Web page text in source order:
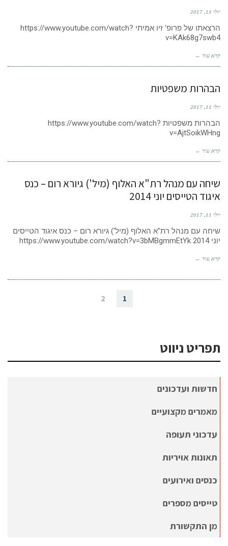
יולי 11, 2017
הרצאתו של פרופ' זיו אמיתי https://www.youtube.com/watch?
v=KAk68g7swb4
קרא עוד ←
הבהרות משפטיות
יולי 11, 2017
הבהרות משפטיות https://www.youtube.com/watch?
v=AjtSoikWHng
קרא עוד ←
שיחה עם מנהל רת"א האלוף (מיל') גיורא רום – כנס
איגוד הטייסים יוני 2014
יולי 11, 2017
שיחה עם מנהל רת"א האלוף (מיל') גיורא רום – כנס איגוד הטייסים
יוני 2014 https://www.youtube.com/watch?v=3bMBgmmEtYk
קרא עוד ←
1
2
תפריט ניווט
חדשות ועדכונים
מאמרים מקצועיים
עדכוני תעופה
תאונות אויריות
כנסים ואירועים
טייסים מספרים
מן התקשורת